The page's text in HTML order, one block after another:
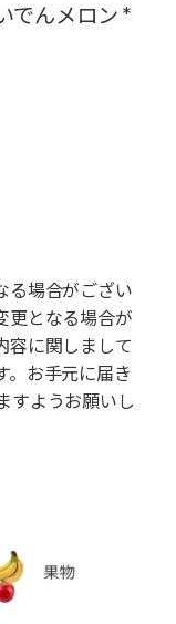
でんメロン *
る場合がござい
更となる場合が
容に関しまして
。お手元に届き
すようお願いし